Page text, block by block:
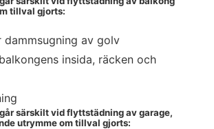
tillval gjorts:
dammsugning av golv
insida, räcken och
särskilt vid flyttstädning av garage,
utrymme om tillval gjorts: